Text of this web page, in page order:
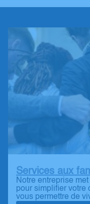
Services aux
Notre entreprise
pour simplifier votre
vous permettre de